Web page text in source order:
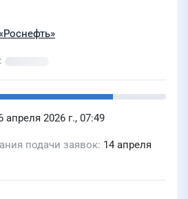
апреля 2026 г., 07:49
подачи заявок 14 апреля